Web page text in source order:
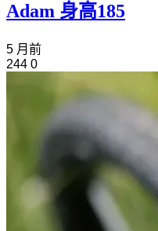
Adam 身高185
5 月前
244 0